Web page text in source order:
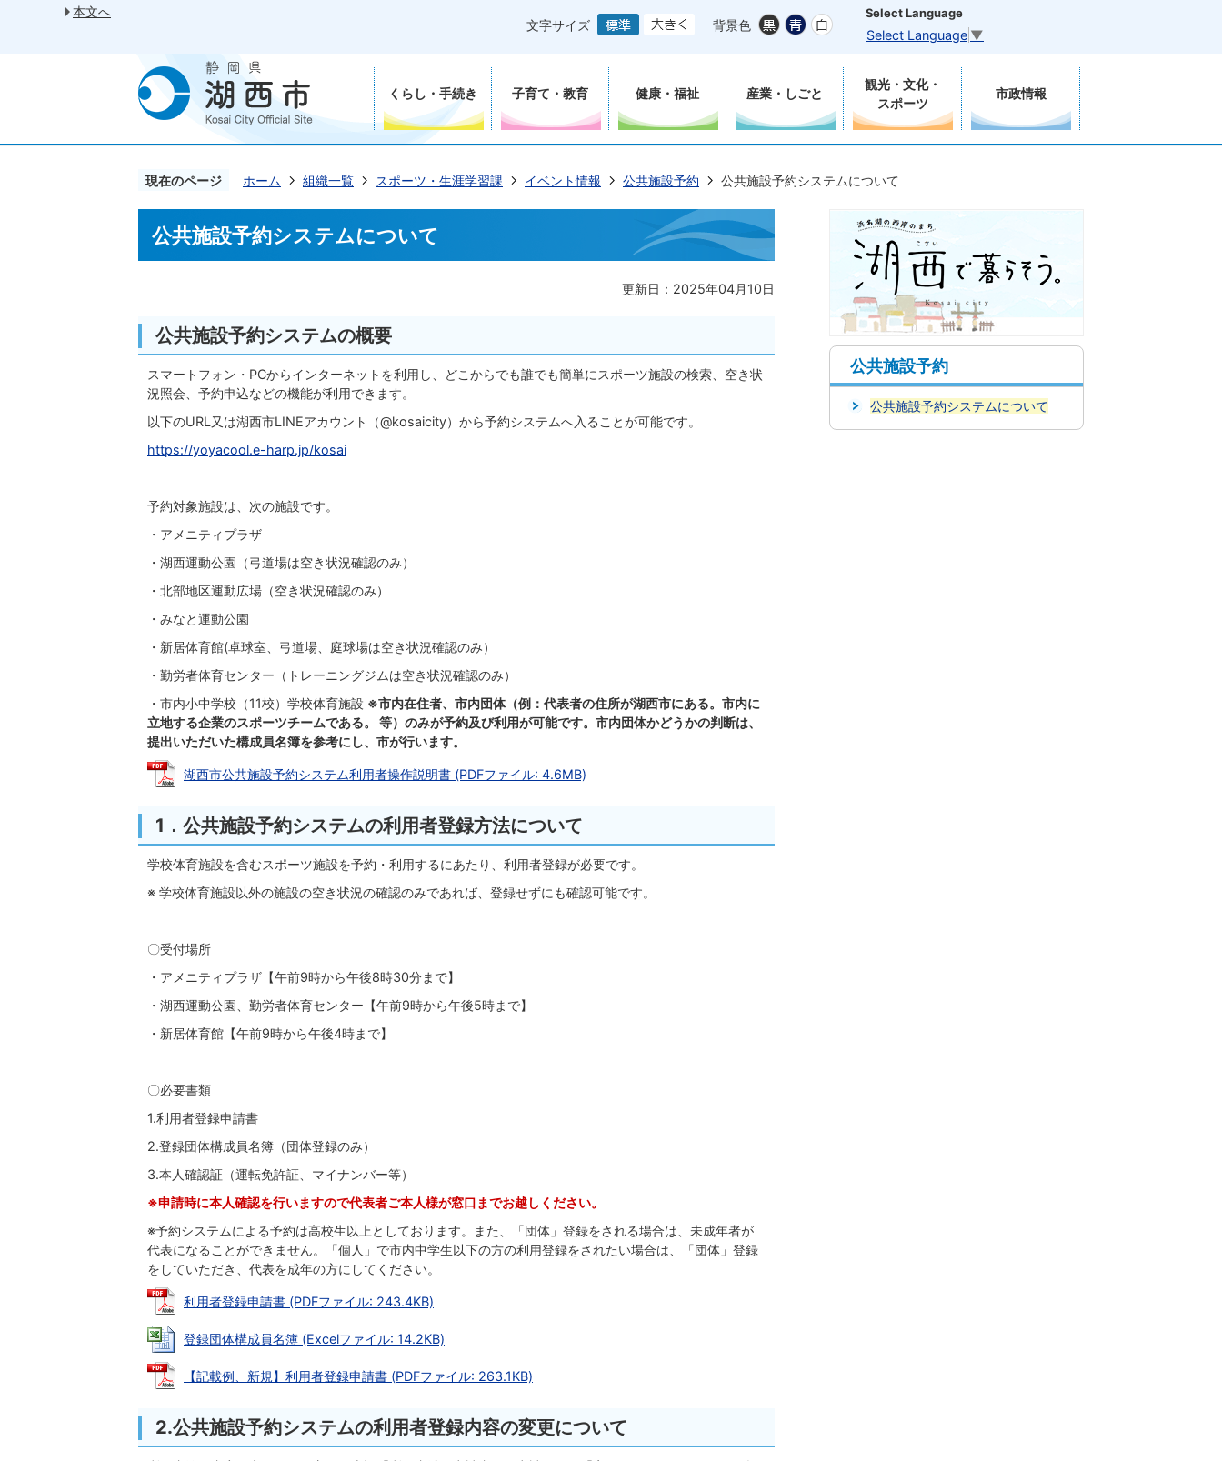
本文へ
文字サイズ
背景色
Select Language
Select Language ▼
くらし・手続き 子育て・教育 健康・福祉 産業・しごと
観光・文化・
スポーツ
市政情報
現在のページ ホーム 組織一覧 スポーツ・生涯学習課 イベント情報 公共施設予約 公共施設予約システムについて
公共施設予約システムについて
更新日：2025年04月10日
公共施設予約システムの概要
スマートフォン・PCからインターネットを利用し、どこからでも誰でも簡単にスポーツ施設の検索、空き状
況照会、予約申込などの機能が利用できます。
以下のURL又は湖西市LINEアカウント（@kosaicity）から予約システムへ入ることが可能です。
https://yoyacool.e-harp.jp/kosai
予約対象施設は、次の施設です。
・アメニティプラザ
・湖西運動公園（弓道場は空き状況確認のみ）
・北部地区運動広場（空き状況確認のみ）
・みなと運動公園
・新居体育館(卓球室、弓道場、庭球場は空き状況確認のみ）
・勤労者体育センター（トレーニングジムは空き状況確認のみ）
・市内小中学校（11校）学校体育施設 ※市内在住者、市内団体（例：代表者の住所が湖西市にある。市内に
立地する企業のスポーツチームである。 等）のみが予約及び利用が可能です。市内団体かどうかの判断は、
提出いただいた構成員名簿を参考にし、市が行います。
湖西市公共施設予約システム利用者操作説明書 (PDFファイル: 4.6MB)
1．公共施設予約システムの利用者登録方法について
学校体育施設を含むスポーツ施設を予約・利用するにあたり、利用者登録が必要です。
※ 学校体育施設以外の施設の空き状況の確認のみであれば、登録せずにも確認可能です。
〇受付場所
・アメニティプラザ【午前9時から午後8時30分まで】
・湖西運動公園、勤労者体育センター【午前9時から午後5時まで】
・新居体育館【午前9時から午後4時まで】
〇必要書類
1.利用者登録申請書
2.登録団体構成員名簿（団体登録のみ）
3.本人確認証（運転免許証、マイナンバー等）
※申請時に本人確認を行いますので代表者ご本人様が窓口までお越しください。
※予約システムによる予約は高校生以上としております。また、「団体」登録をされる場合は、未成年者が
代表になることができません。「個人」で市内中学生以下の方の利用登録をされたい場合は、「団体」登録
をしていただき、代表を成年の方にしてください。
利用者登録申請書 (PDFファイル: 243.4KB)
登録団体構成員名簿 (Excelファイル: 14.2KB)
【記載例、新規】利用者登録申請書 (PDFファイル: 263.1KB)
2.公共施設予約システムの利用者登録内容の変更について
公共施設予約
公共施設予約システムについて